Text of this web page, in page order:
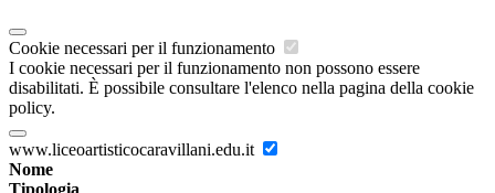
Cookie necessari per il funzionamento
I cookie necessari per il funzionamento non possono essere
disabilitati. È possibile consultare l'elenco nella pagina della cookie
policy.
www.liceoartisticocaravillani.edu.it
Nome